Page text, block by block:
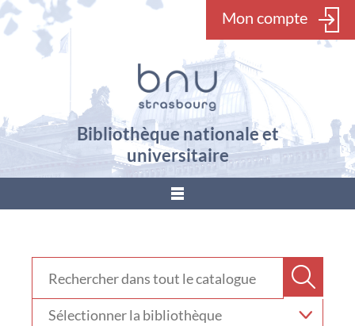
Mon compte
Bibliothèque nationale et
universitaire
???
votre